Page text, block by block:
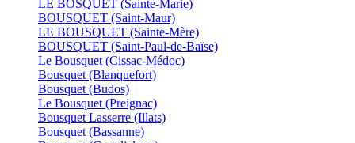
LE BOSQUET (Sainte-Marie)
BOUSQUET (Saint-Maur)
LE BOUSQUET (Sainte-Mère)
BOUSQUET (Saint-Paul-de-Baïse)
Le Bousquet (Cissac-Médoc)
Bousquet (Blanquefort)
Bousquet (Budos)
Le Bousquet (Preignac)
Bousquet Lasserre (Illats)
Bousquet (Bassanne)